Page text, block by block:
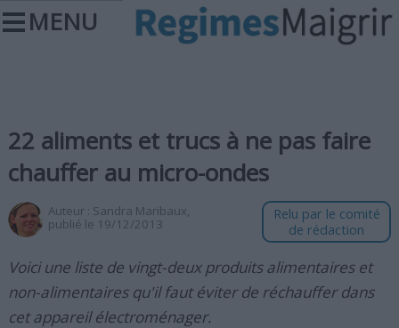
MENU
22 aliments et trucs à ne pas faire
chauffer au micro-ondes
Auteur : Sandra Maribaux,
publié le 19/12/2013
Relu par le comité
de rédaction
Voici une liste de vingt-deux produits alimentaires et
non-alimentaires qu'il faut éviter de réchauffer dans
cet appareil électroménager.